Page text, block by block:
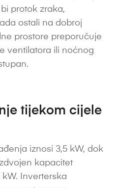
protok zraka,
ostali na dobroj
prostore preporučuje
ventilatora ili noćnog
tijekom cijele
iznosi 3,5 kW, dok
kapacitet
Inverterska